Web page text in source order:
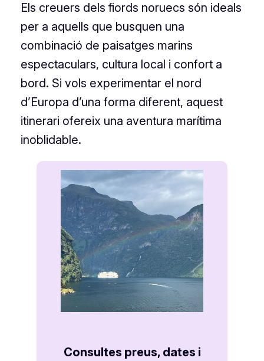
Els creuers dels fiords noruecs són ideals
per a aquells que busquen una
combinació de paisatges marins
espectaculars, cultura local i confort a
bord. Si vols experimentar el nord
d’Europa d’una forma diferent, aquest
itinerari ofereix una aventura marítima
inoblidable.
Consultes preus, dates i